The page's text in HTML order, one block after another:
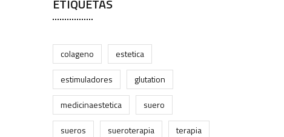
ETIQUETAS
colageno
estetica
estimuladores
glutation
medicinaestetica
suero
sueros
sueroterapia
terapia